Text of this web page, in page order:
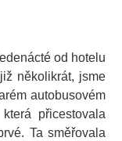
od hotelu
několikrát, jsme
autobusovém
která přicestovala
Ta směřovala